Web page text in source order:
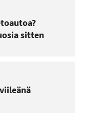
sitten